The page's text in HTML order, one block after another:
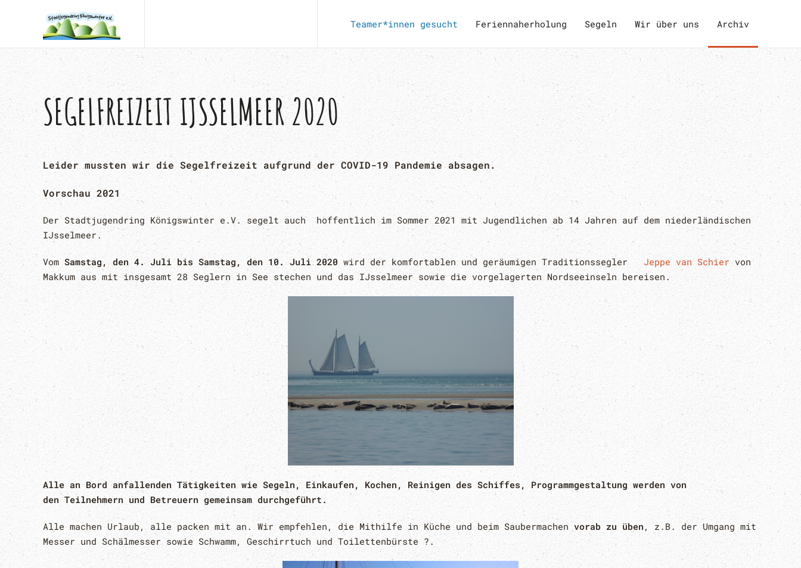
Zum Hauptinhalt springen Teamer*innen gesucht Feriennaherholung Segeln Wir über uns Archiv
SEGELFREIZEIT IJSSELMEER 2020
Leider mussten wir die Segelfreizeit aufgrund der COVID-19 Pandemie absagen.
Vorschau 2021
Der Stadtjugendring Königswinter e.V. segelt auch hoffentlich im Sommer 2021 mit Jugendlichen ab 14 Jahren auf dem niederländischen
IJsselmeer.
Vom Samstag, den 4. Juli bis Samstag, den 10. Juli 2020 wird der komfortablen und geräumigen Traditionssegler Jeppe van Schier von
Makkum aus mit insgesamt 28 Seglern in See stechen und das IJsselmeer sowie die vorgelagerten Nordseeinseln bereisen.
Alle an Bord anfallenden Tätigkeiten wie Segeln, Einkaufen, Kochen, Reinigen des Schiffes, Programmgestaltung werden von
den Teilnehmern und Betreuern gemeinsam durchgeführt.
Alle machen Urlaub, alle packen mit an. Wir empfehlen, die Mithilfe in Küche und beim Saubermachen vorab zu üben , z.B. der Umgang mit
Messer und Schälmesser sowie Schwamm, Geschirrtuch und Toilettenbürste ?.